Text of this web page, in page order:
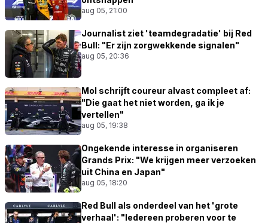
aug 05, 21:00
Journalist ziet 'teamdegradatie' bij Red
Bull: "Er zijn zorgwekkende signalen"
aug 05, 20:36
Mol schrijft coureur alvast compleet af:
"Die gaat het niet worden, ga ik je
vertellen"
aug 05, 19:38
Ongekende interesse in organiseren
Grands Prix: "We krijgen meer verzoeken
uit China en Japan"
aug 05, 18:20
Red Bull als onderdeel van het 'grote
verhaal': "Iedereen proberen voor te